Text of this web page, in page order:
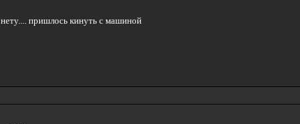
пришлось кинуть с машиной